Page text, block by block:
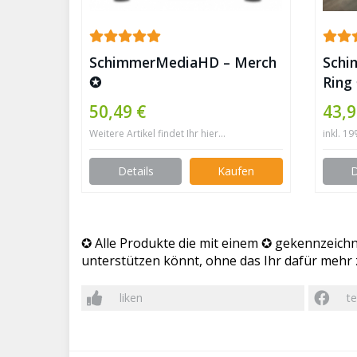
SchimmerMediaHD – Merch
✪
50,49 €
Weitere Artikel findet Ihr hier...
Details Kaufen
inkl.
✪ Alle Produkte die mit einem ✪
unterstützen könnt, ohne das Ihr dafür mehr
liken